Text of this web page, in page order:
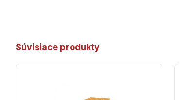
Súvisiace produkty